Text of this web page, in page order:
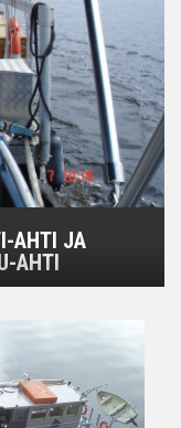
AHTI JA
AHTI